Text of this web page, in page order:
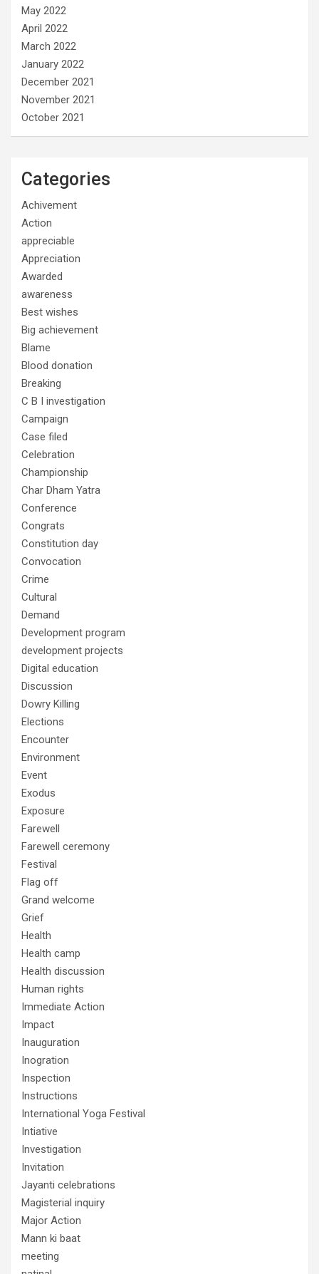
May 2022
April 2022
March 2022
January 2022
December 2021
November 2021
October 2021
Categories
Achivement
Action
appreciable
Appreciation
Awarded
awareness
Best wishes
Big achievement
Blame
Blood donation
Breaking
C B I investigation
Campaign
Case filed
Celebration
Championship
Char Dham Yatra
Conference
Congrats
Constitution day
Convocation
Crime
Cultural
Demand
Development program
development projects
Digital education
Discussion
Dowry Killing
Elections
Encounter
Environment
Event
Exodus
Exposure
Farewell
Farewell ceremony
Festival
Flag off
Grand welcome
Grief
Health
Health camp
Health discussion
Human rights
Immediate Action
Impact
Inauguration
Inogration
Inspection
Instructions
International Yoga Festival
Intiative
Investigation
Invitation
Jayanti celebrations
Magisterial inquiry
Major Action
Mann ki baat
meeting